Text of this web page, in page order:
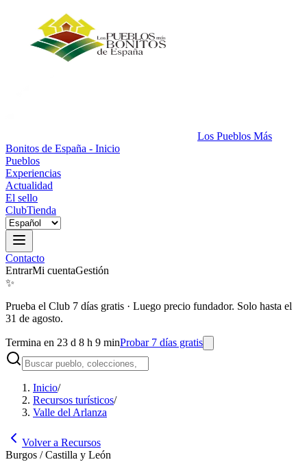
Los Pueblos Más
Bonitos de España - Inicio
Pueblos
Experiencias
Actualidad
El sello
ClubTienda
Contacto
EntrarMi cuentaGestión
✨
Prueba el Club 7 días gratis · Luego precio fundador. Solo hasta el
31 de agosto.
Termina en 23 d 8 h 9 minProbar 7 días gratis
Inicio/
Recursos turísticos/
Valle del Arlanza
Volver a Recursos
Burgos / Castilla y León